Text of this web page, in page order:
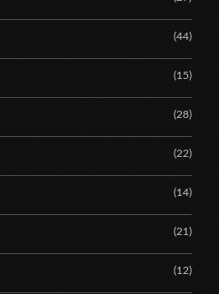
(44)
(15)
(28)
(22)
(14)
(21)
(12)